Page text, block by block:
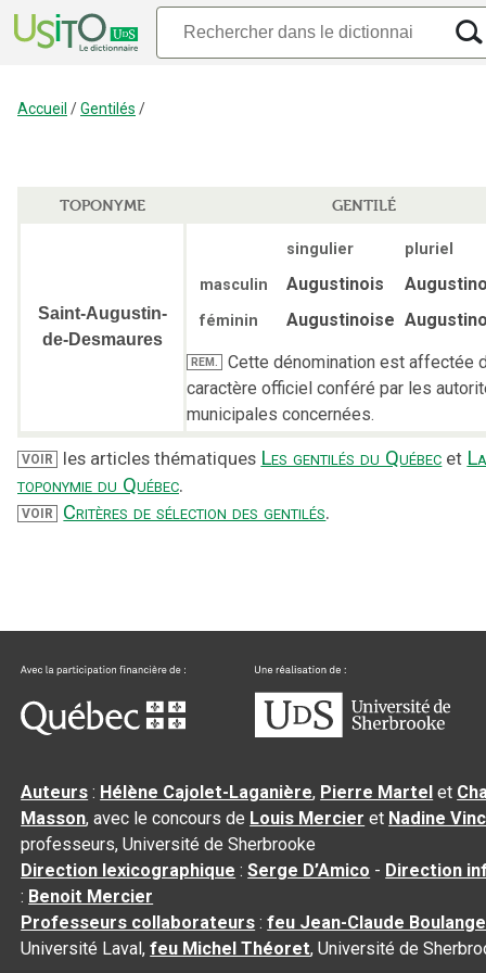
Accueil /Gentilés /
TOPONYME GENTILÉ
Saint-Augustin-
de-Desmaures
singulier
pluriel
masculin
Augustinois
féminin Augustinoise
REM.
Cette dénomination est affectée
caractère officiel conféré par les
municipales concernées.
VOIR les articles thématiques Les gentilés du Québec et
toponymie du Québec.
VOIR Critères de sélection des gentilés.
Auteurs : Hélène Cajolet-Laganière, Pierre Martel et
Masson, avec le concours de Louis Mercier et Nadine
professeurs, Université de Sherbrooke
Direction lexicographique :Serge D’Amico - Direction
: Benoit Mercier
Professeurs collaborateurs :feu Jean-Claude
Université Laval,feu Michel Théoret, Université de